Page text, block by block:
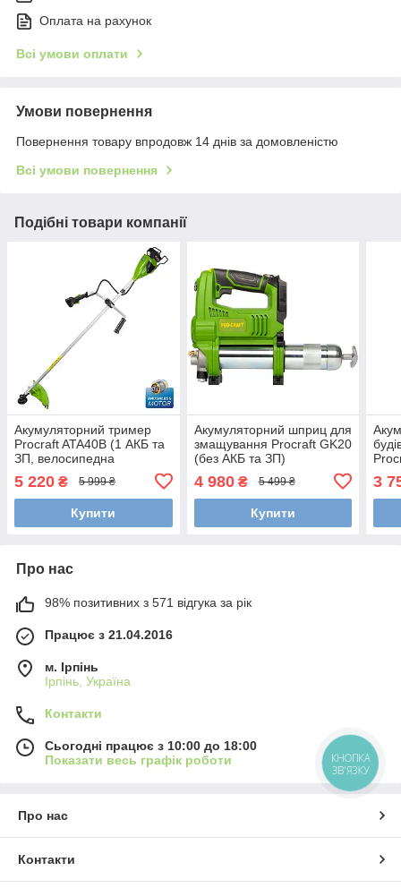
Оплата на рахунок
Всі умови оплати
Умови повернення
Повернення товару впродовж 14 днів за домовленістю
Всі умови повернення
Подібні товари компанії
Акумуляторний тример
Procraft ATA40B (1 АКБ та
ЗП, велосипедна
5 220 ₴ 5 999 ₴
Купити
Акумуляторний шприц для
змащування Procraft GK20
(без АКБ та ЗП)
4 980₴ 5 499 ₴
Купити
3
Про нас
98% позитивних з 571 відгука за рік
Працює з 21.04.2016
м. Ірпінь
Ірпінь, Україна
Контакти
Сьогодні працює з 10:00 до 18:00
Показати весь графік роботи
Про нас
Контакти
КНОПКА
ЗВ'ЯЗКУ